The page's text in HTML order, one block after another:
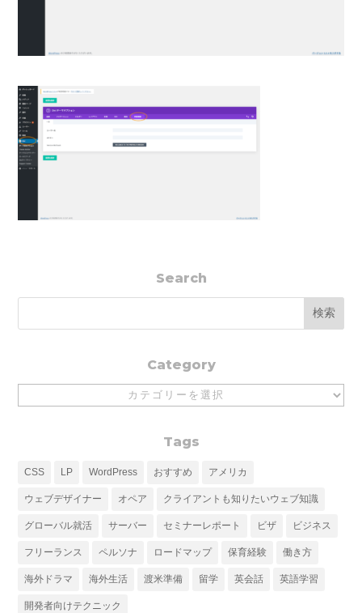
Search
Category
Tags
CSS LP WordPress おすすめ アメリカ
ウェブデザイナー オペア クライアントも知りたいウェブ知識
グローバル就活 サーバー セミナーレポート ビザ ビジネス
フリーランス ペルソナ ロードマップ 保育経験 働き方
海外ドラマ 海外生活 渡米準備 留学 英会話 英語学習
開発者向けテクニック